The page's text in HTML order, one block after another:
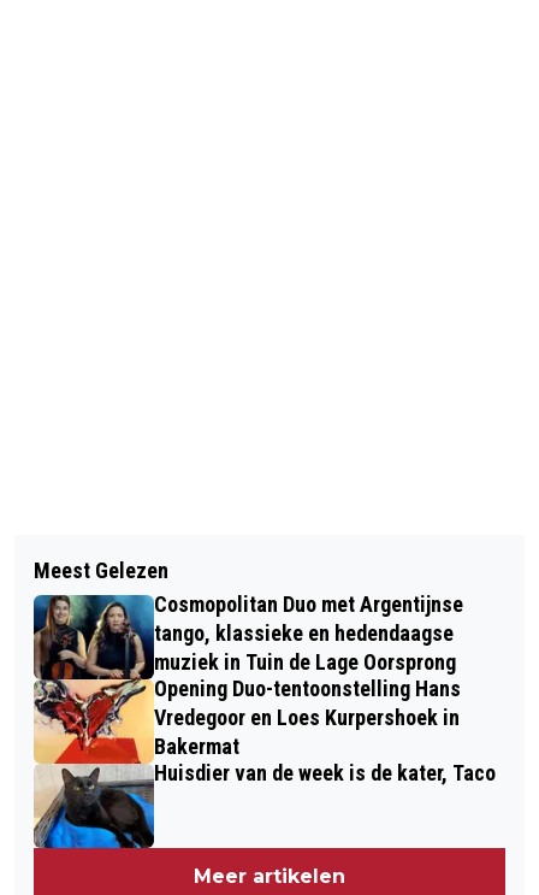
OVEREENKOMST OVER PERMANENTE
OPVANG VAN 1700 ASIELZOEKERS
GELDERSE NATUURFOTOWEDSTRIJD
ZOEKT MOOISTE NATUURFOTO
Meest Gelezen
Cosmopolitan Duo met Argentijnse
tango, klassieke en hedendaagse
muziek in Tuin de Lage Oorsprong
Opening Duo-tentoonstelling Hans
Vredegoor en Loes Kurpershoek in
Bakermat
Huisdier van de week is de kater, Taco
Meer artikelen